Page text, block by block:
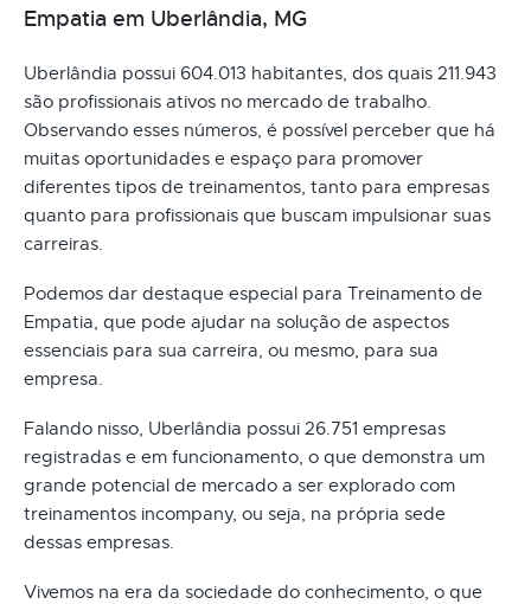
Empatia em Uberlândia, MG
Uberlândia possui 604.013 habitantes, dos quais 211.943
são profissionais ativos no mercado de trabalho.
Observando esses números, é possível perceber que há
muitas oportunidades e espaço para promover
diferentes tipos de treinamentos, tanto para empresas
quanto para profissionais que buscam impulsionar suas
carreiras.
Podemos dar destaque especial para Treinamento de
Empatia, que pode ajudar na solução de aspectos
essenciais para sua carreira, ou mesmo, para sua
empresa.
Falando nisso, Uberlândia possui 26.751 empresas
registradas e em funcionamento, o que demonstra um
grande potencial de mercado a ser explorado com
treinamentos incompany, ou seja, na própria sede
dessas empresas.
Vivemos na era da sociedade do conhecimento, o que